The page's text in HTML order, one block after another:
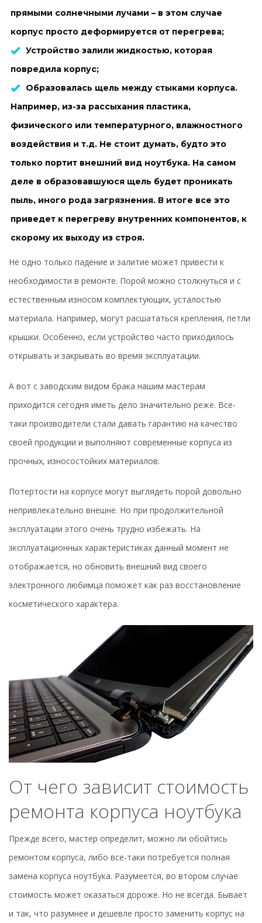
прямыми солнечными лучами – в этом случае
корпус просто деформируется от перегрева;
Устройство залили жидкостью, которая
повредила корпус;
Образовалась щель между стыками корпуса.
Например, из-за рассыхания пластика,
физического или температурного, влажностного
воздействия и т.д. Не стоит думать, будто это
только портит внешний вид ноутбука. На самом
деле в образовавшуюся щель будет проникать
пыль, иного рода загрязнения. В итоге все это
приведет к перегреву внутренних компонентов, к
скорому их выходу из строя.
Не одно только падение и залитие может привести к
необходимости в ремонте. Порой можно столкнуться и с
естественным износом комплектующих, усталостью
материала. Например, могут расшататься крепления, петли
крышки. Особенно, если устройство часто приходилось
открывать и закрывать во время эксплуатации.
А вот с заводским видом брака нашим мастерам
приходится сегодня иметь дело значительно реже. Все-
таки производители стали давать гарантию на качество
своей продукции и выполняют современные корпуса из
прочных, износостойких материалов.
Потертости на корпусе могут выглядеть порой довольно
непривлекательно внешне. Но при продолжительной
эксплуатации этого очень трудно избежать. На
эксплуатационных характеристиках данный момент не
отображается, но обновить внешний вид своего
электронного любимца поможет как раз восстановление
косметического характера.
От чего зависит стоимость
ремонта корпуса ноутбука
Прежде всего, мастер определит, можно ли обойтись
ремонтом корпуса, либо все-таки потребуется полная
замена корпуса ноутбука. Разумеется, во втором случае
стоимость может оказаться дороже. Но не всегда. Бывает
и так, что разумнее и дешевле просто заменить корпус на